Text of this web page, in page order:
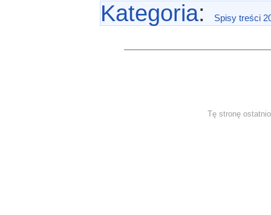
Kategoria: Spisy treści
Tę stronę